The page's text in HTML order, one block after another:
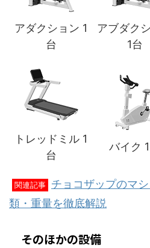
アダクション 1
台
アブダク
1台
トレッドミル 1
台
バイク
関連記事
チョコザップのマ
類・重量を徹底解説
そのほかの設備